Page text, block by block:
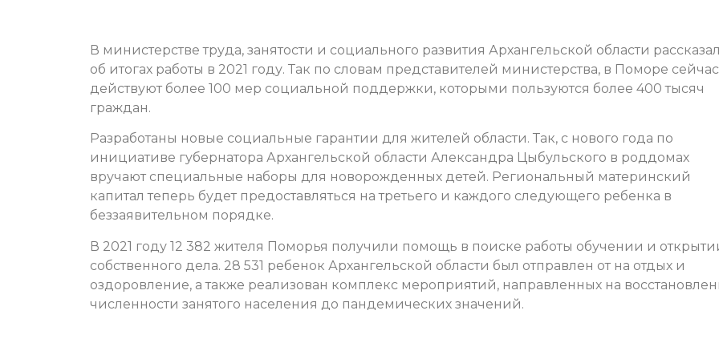
В министерстве труда, занятости и социального развития Архангельской области
об итогах работы в 2021 году. Так по словам представителей министерства, в Поморе сейчас
действуют более 100 мер социальной поддержки, которыми пользуются более 400 тысяч
граждан.
Разработаны новые социальные гарантии для жителей области. Так, с нового года по
инициативе губернатора Архангельской области Александра Цыбульского в роддомах
вручают специальные наборы для новорожденных детей. Региональный материнский
капитал теперь будет предоставляться на третьего и каждого следующего ребенка в
беззаявительном порядке.
В 2021 году 12 382 жителя Поморья получили помощь в поиске работы обучении и
собственного дела. 28 531 ребенок Архангельской области был отправлен от на отдых и
оздоровление, а также реализован комплекс мероприятий, направленных на
численности занятого населения до пандемических значений.